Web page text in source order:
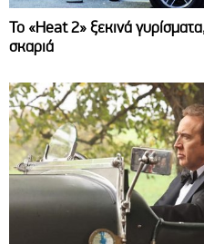
Το «Heat 2» ξεκινά
σκαριά